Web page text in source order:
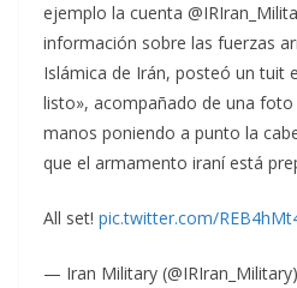
ejemplo la cuenta
información sobre las fuerzas
Islámica de Irán, posteó un tuit
listo», acompañado de una
manos poniendo a punto la
que el armamento iraní está
All set! pic.twitter.com/
— Iran Military (@IRIran_Military)